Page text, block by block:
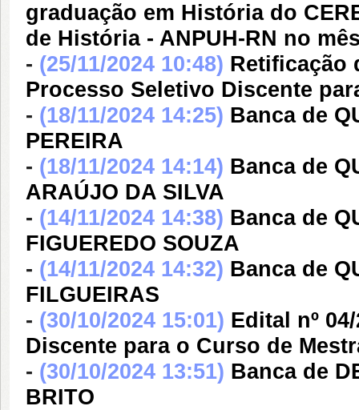
graduação em História do
de História - ANPUH-RN no
- (25/11/2024 10:48) Retificação
Processo Seletivo Discente
- (18/11/2024 14:25) Banca de
PEREIRA
- (18/11/2024 14:14) Banca de
ARAÚJO DA SILVA
- (14/11/2024 14:38) Banca de
FIGUEREDO SOUZA
- (14/11/2024 14:32) Banca de
FILGUEIRAS
- (30/10/2024 15:01) Edital nº
Discente para o Curso de
- (30/10/2024 13:51) Banca de
BRITO